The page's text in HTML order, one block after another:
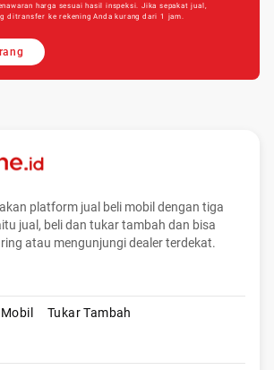
harga sesuai hasil inspeksi. Jika sepakat jual,
ditransfer ke rekening Anda kurang dari 1 jam.
platform jual beli mobil dengan tiga
jual, beli dan tukar tambah dan bisa
atau mengunjungi dealer terdekat.
Tukar Tambah